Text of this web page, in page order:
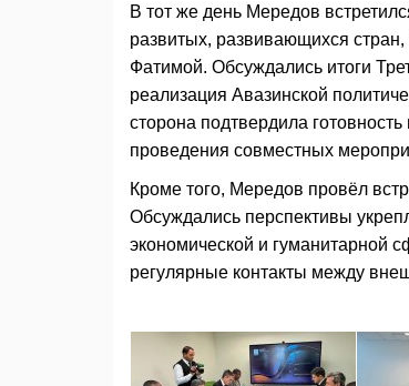
В тот же день Мередов
развитых, развивающихся
Фатимой. Обсуждались итоги
реализация Авазинской
сторона подтвердила
проведения совместных
Кроме того, Мередов провёл
Обсуждались перспективы
экономической и гуманитарной
регулярные контакты между